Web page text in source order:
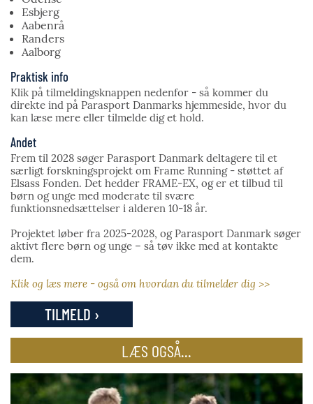
Esbjerg
Aabenrå
Randers
Aalborg
Praktisk info
Klik på tilmeldingsknappen nedenfor - så kommer du
direkte ind på Parasport Danmarks hjemmeside, hvor du
kan læse mere eller tilmelde dig et hold.
Andet
Frem til 2028 søger Parasport Danmark deltagere til et
særligt forskningsprojekt om Frame Running - støttet af
Elsass Fonden. Det hedder FRAME-EX, og er et tilbud til
børn og unge med moderate til svære
funktionsnedsættelser i alderen 10-18 år.
Projektet løber fra 2025-2028, og Parasport Danmark søger
aktivt flere børn og unge – så tøv ikke med at kontakte
dem.
Klik og læs mere - også om hvordan du tilmelder dig >>
TILMELD ›
LÆS OGSÅ...